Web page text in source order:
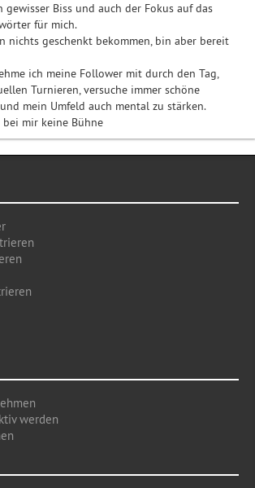
gewisser Biss und auch der Fokus auf das
für mich.
nichts geschenkt bekommen, bin aber bereit
ich meine Follower mit durch den Tag,
Turnieren, versuche immer schöne
mein Umfeld auch mental zu stärken.
bei mir keine Bühne
werden